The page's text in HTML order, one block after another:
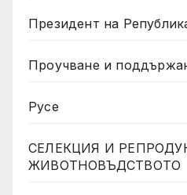
Президент на
Проучване и
Русе
СЕЛЕКЦИЯ И
ЖИВОТНОВЪДСТВОТО